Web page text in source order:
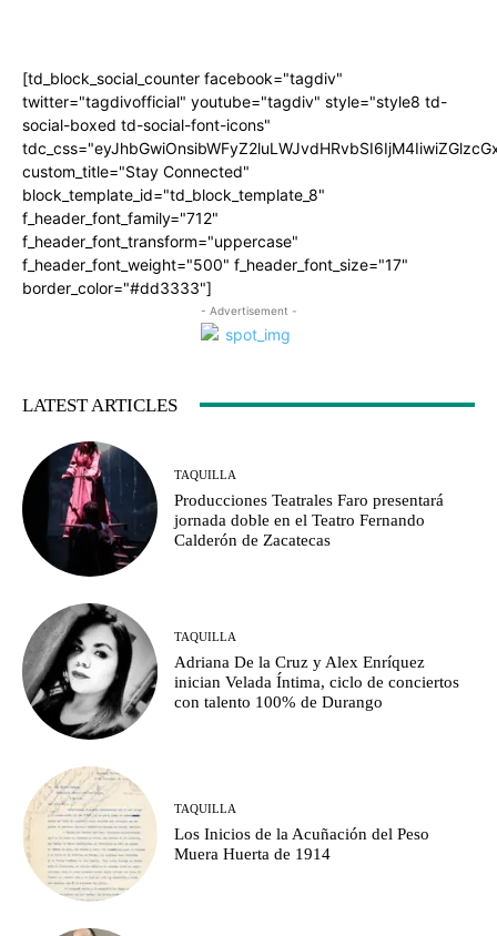
[td_block_social_counter facebook="tagdiv"
twitter="tagdivofficial" youtube="tagdiv" style="style8 td-
social-boxed td-social-font-icons"
custom_title="Stay Connected"
block_template_id="td_block_template_8"
f_header_font_family="712"
f_header_font_transform="uppercase"
f_header_font_weight="500" f_header_font_size="17"
border_color="#dd3333"]
- Advertisement -
LATEST ARTICLES
TAQUILLA
Producciones Teatrales Faro presentará
jornada doble en el Teatro Fernando
Calderón de Zacatecas
TAQUILLA
Adriana De la Cruz y Alex Enríquez
inician Velada Íntima, ciclo de conciertos
con talento 100% de Durango
TAQUILLA
Los Inicios de la Acuñación del Peso
Muera Huerta de 1914